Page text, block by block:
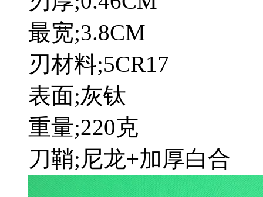
最宽;3.8CM
刃材料;5CR17
表面;灰钛
重量;220克
刀鞘;尼龙+加厚白合